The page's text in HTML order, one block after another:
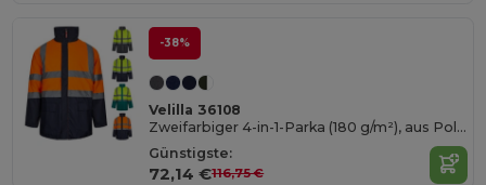
-38%
Velilla 36108
Zweifarbiger 4-in-1-Parka (180 g/m²), aus Polyester (100%) mit PU-Beschichtung
Günstigste:
72,14 €116,75 €